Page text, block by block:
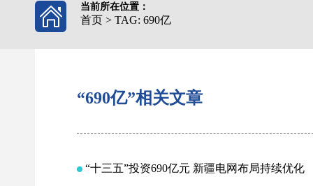
当前所在位置：
首页 > TAG: 690亿
“690亿”相关文章
“十三五”投资690亿元 新疆电网布局持续优化